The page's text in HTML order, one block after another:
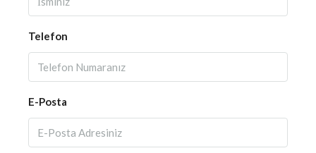
Telefon
E-Posta